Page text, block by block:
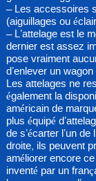
– Les accessoires
(aiguillages ou
– L’attelage est le
dernier est assez
pose vraiment
d’enlever un
Les attelages ne
également la
américain de
plus équipé
de s’écarter l’un
droite, ils peuvent
améliorer encore
inventé par un